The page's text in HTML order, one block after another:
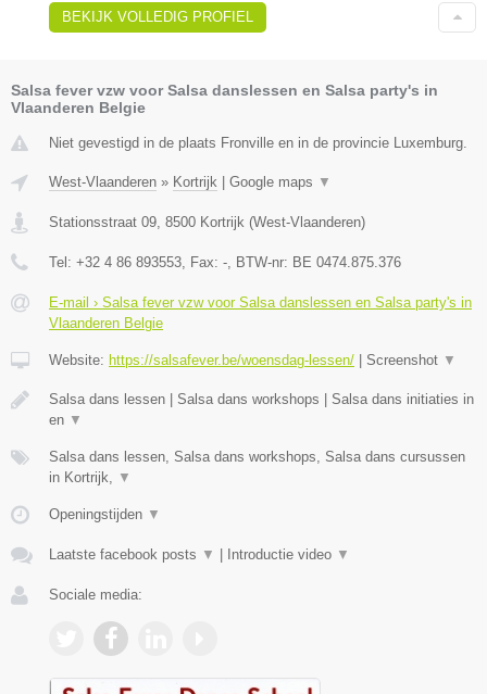
BEKIJK VOLLEDIG PROFIEL
Salsa fever vzw voor Salsa danslessen en Salsa party's in
Vlaanderen Belgie
Niet gevestigd in de plaats Fronville en in de provincie Luxemburg.
West-Vlaanderen » Kortrijk Google maps ▼
Stationsstraat 09, 8500 Kortrijk (West-Vlaanderen)
Tel: +32 4 86 893553, Fax: -, BTW-nr: BE 0474.875.376
E-mail › Salsa fever vzw voor Salsa danslessen en Salsa party's in
Vlaanderen Belgie
Website: https://salsafever.be/woensdag-lessen/ Screenshot ▼
Salsa dans lessen | Salsa dans workshops | Salsa dans initiaties in
en ▼
Salsa dans lessen, Salsa dans workshops, Salsa dans cursussen
in Kortrijk, ▼
Openingstijden ▼
Laatste facebook posts ▼ Introductie video ▼
Sociale media: